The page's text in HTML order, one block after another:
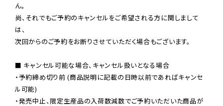
ん。
尚、それでもご予約のキャンセルをご希望される方に関しまして
は、
次回からのご予約をお断りさせていただく場合もございます。
■ キャンセル可能な場合、キャンセル扱いとなる場合
・予約締め切り前 (商品説明に記載の日時以前であればキャンセ
ル可能)
・発売中止、限定生産品の入荷数減数でご予約いただいた商品が